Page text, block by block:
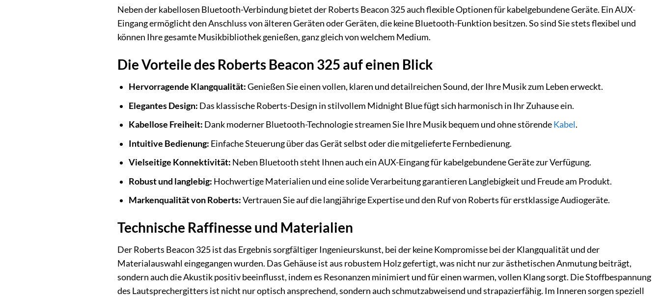
Neben der kabellosen Bluetooth-Verbindung bietet der Roberts Beacon 325 auch flexible Optionen für kabelgebundene Geräte. Ein AUX-
Eingang ermöglicht den Anschluss von älteren Geräten oder Geräten, die keine Bluetooth-Funktion besitzen. So sind Sie stets flexibel und
können Ihre gesamte Musikbibliothek genießen, ganz gleich von welchem Medium.
Die Vorteile des Roberts Beacon 325 auf einen Blick
Hervorragende Klangqualität:Genießen Sie einen vollen, klaren und detailreichen Sound, der Ihre Musik zum Leben erweckt.
Elegantes Design: Das klassische Roberts-Design in stilvollem Midnight Blue fügt sich harmonisch in Ihr Zuhause ein.
Kabellose Freiheit: Dank moderner Bluetooth-Technologie streamen Sie Ihre Musik bequem und ohne störendeKabel.
Intuitive Bedienung: Einfache Steuerung über das Gerät selbst oder die mitgelieferte Fernbedienung.
Vielseitige Konnektivität: Neben Bluetooth steht Ihnen auch ein AUX-Eingang für kabelgebundene Geräte zur Verfügung.
Robust und langlebig: Hochwertige Materialien und eine solide Verarbeitung garantieren Langlebigkeit und Freude am Produkt.
Markenqualität von Roberts:Vertrauen Sie auf die langjährige Expertise und den Ruf von Roberts für erstklassige Audiogeräte.
Technische Raffinesse und Materialien
Der Roberts Beacon 325 ist das Ergebnis sorgfältiger Ingenieurskunst, bei der keine Kompromisse bei der Klangqualität und der
Materialauswahl eingegangen wurden. Das Gehäuse ist aus robustem Holz gefertigt, was nicht nur zur ästhetischen Anmutung beiträgt,
sondern auch die Akustik positiv beeinflusst, indem es Resonanzen minimiert und für einen warmen, vollen Klang sorgt. Die Stoffbespannung
des Lautsprechergitters ist nicht nur optisch ansprechend, sondern auch schmutzabweisend und strapazierfähig. Im Inneren sorgen speziell